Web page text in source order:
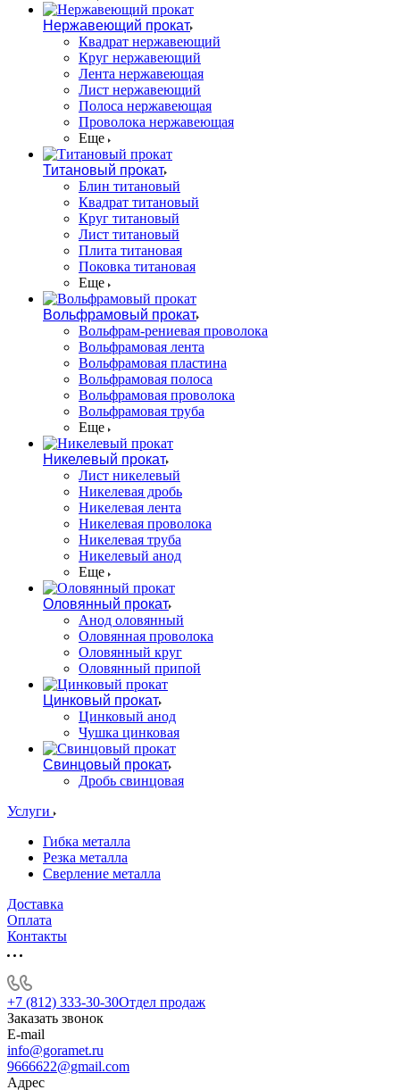
Нержавеющий прокат
Квадрат нержавеющий
Круг нержавеющий
Лента нержавеющая
Лист нержавеющий
Полоса нержавеющая
Проволока нержавеющая
Еще
Титановый прокат
Блин титановый
Квадрат титановый
Круг титановый
Лист титановый
Плита титановая
Поковка титановая
Еще
Вольфрамовый прокат
Вольфрам-рениевая проволока
Вольфрамовая лента
Вольфрамовая пластина
Вольфрамовая полоса
Вольфрамовая проволока
Вольфрамовая труба
Еще
Никелевый прокат
Лист никелевый
Никелевая дробь
Никелевая лента
Никелевая проволока
Никелевая труба
Никелевый анод
Еще
Оловянный прокат
Анод оловянный
Оловянная проволока
Оловянный круг
Оловянный припой
Цинковый прокат
Цинковый анод
Чушка цинковая
Свинцовый прокат
Дробь свинцовая
Услуги
Гибка металла
Резка металла
Сверление металла
Доставка
Оплата
Контакты
+7 (812) 333-30-30Отдел продаж
Заказать звонок
E-mail
info@goramet.ru
9666622@gmail.com
Адрес